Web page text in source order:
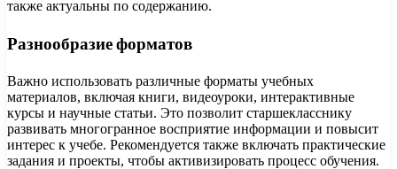
также актуальны по содержанию.
Разнообразие форматов
Важно использовать различные форматы учебных
материалов, включая книги, видеоуроки, интерактивные
курсы и научные статьи. Это позволит старшекласснику
развивать многогранное восприятие информации и повысит
интерес к учебе. Рекомендуется также включать практические
задания и проекты, чтобы активизировать процесс обучения.